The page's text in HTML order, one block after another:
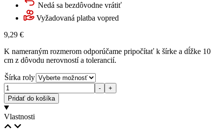
Nedá sa bezdôvodne vrátiť
Vyžadovaná platba vopred
9,29 €
K nameraným rozmerom odporúčame pripočítať k šírke a dĺžke 10
cm z dôvodu nerovností a tolerancií.
Šírka roly
Množstvo
-
+
Pridať do košíka
Vlastnosti